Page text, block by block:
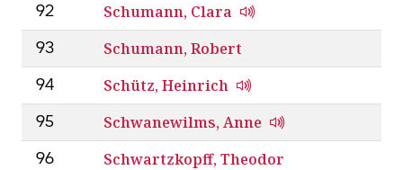
92 Schumann, Clara
93 Schumann, Robert
94 Schütz, Heinrich
95 Schwanewilms, Anne
96 Schwartzkopff, Theodor